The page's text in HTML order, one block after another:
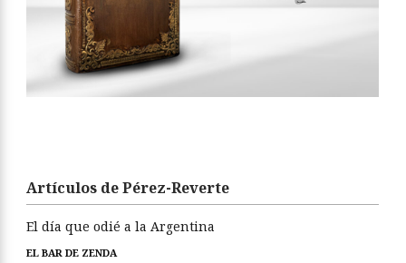
Artículos de Pérez-Reverte
El día que odié a la Argentina
EL BAR DE ZENDA